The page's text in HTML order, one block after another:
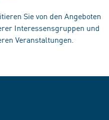
Sie von den Angeboten
Interessensgruppen und
Veranstaltungen.